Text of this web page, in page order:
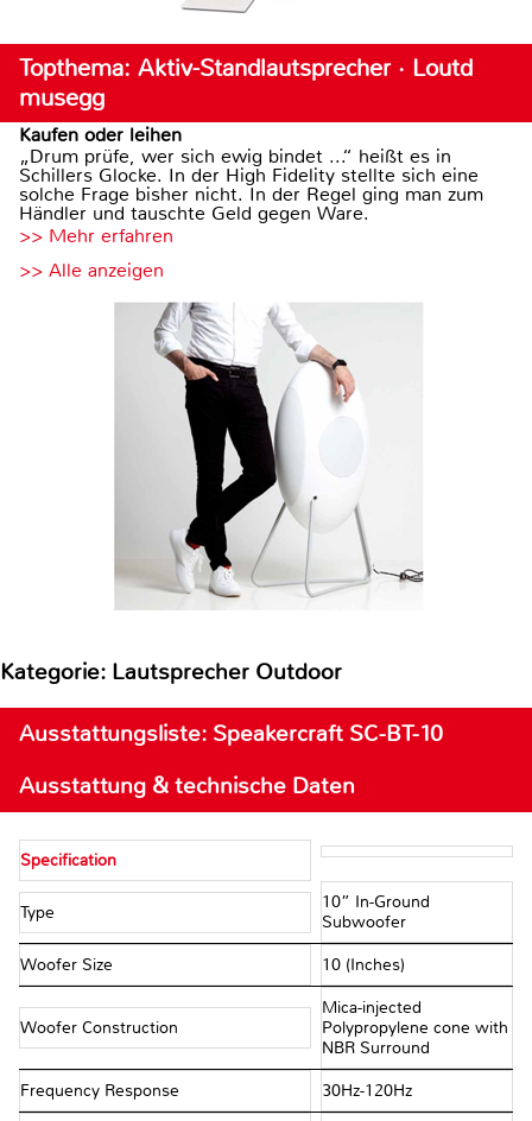
Topthema: Aktiv-Standlautsprecher · Loutd
musegg
Kaufen oder leihen
„Drum prüfe, wer sich ewig bindet ...“ heißt es in
Schillers Glocke. In der High Fidelity stellte sich eine
solche Frage bisher nicht. In der Regel ging man zum
Händler und tauschte Geld gegen Ware.
>> Mehr erfahren
>> Alle anzeigen
Kategorie: Lautsprecher Outdoor
Ausstattungsliste: Speakercraft SC-BT-10
Ausstattung & technische Daten
Specification
Type
10” In-Ground
Subwoofer
Woofer Size 10 (Inches)
Woofer Construction
Mica-injected
Polypropylene cone with
NBR Surround
Frequency Response 30Hz-120Hz